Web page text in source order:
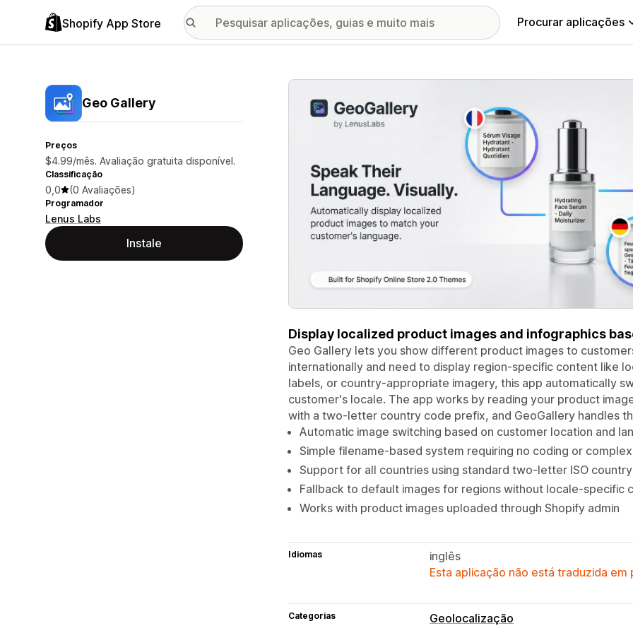
Shopify App Store Procurar aplicações
Geo Gallery
Preços
$4.99/mês. Avaliação gratuita disponível.
Classificação
0,0 (0 Avaliações)
Programador
Lenus Labs
Instale
Galeria de imagens em destaque
Display localized product images and infographics
Geo Gallery lets you show different product images to
internationally and need to display region-specific content like
labels, or country-appropriate imagery, this app automatically
customer's locale. The app works by reading your product
with a two-letter country code prefix, and GeoGallery handles
Automatic image switching based on customer location and
Simple filename-based system requiring no coding or
Support for all countries using standard two-letter ISO
Fallback to default images for regions without locale-specific
Works with product images uploaded through Shopify admin
Idiomas
inglês
Esta aplicação não está traduzida
Categorias Geolocalização